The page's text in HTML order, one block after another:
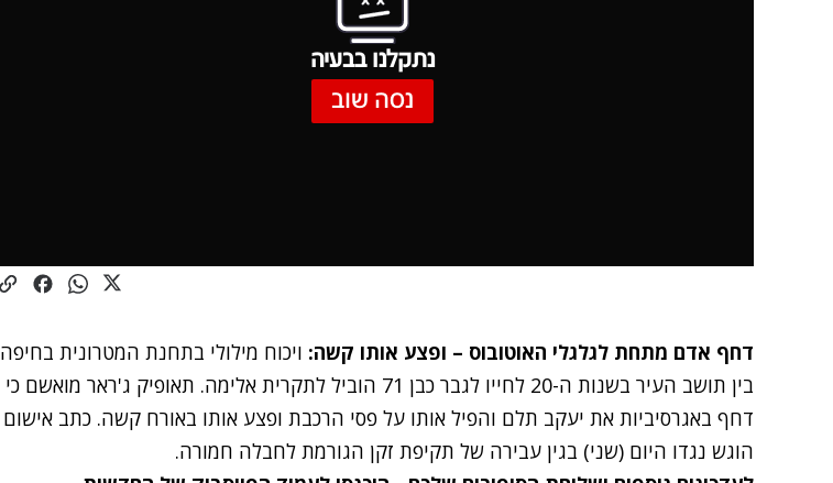
נתקלנו בבעיה
נסה שוב
דחף אדם מתחת לגלגלי האוטובוס – ופצע אותו קשה: ויכוח מילולי בתחנת המטרונית בחיפה
בין תושב העיר בשנות ה-20 לחייו לגבר כבן 71 הוביל לתקרית אלימה. תאופיק ג'ראר מואשם כי
דחף באגרסיביות את יעקב תלם והפיל אותו על פסי הרכבת ופצע אותו באורח קשה. כתב אישום
הוגש נגדו היום (שני) בגין עבירה של תקיפת זקן הגורמת לחבלה חמורה.